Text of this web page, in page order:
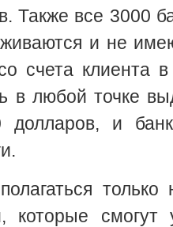
Также все 3000
и не
счета клиента
в любой точке
и
которые смогут